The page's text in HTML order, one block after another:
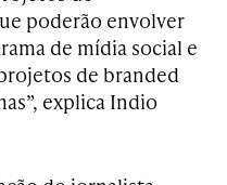
poderão envolver
de mídia social e
de branded
explica Indio